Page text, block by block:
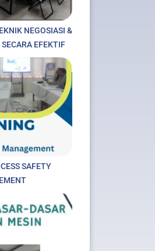
NEGOSIASI &
EFEKTIF
SAFETY